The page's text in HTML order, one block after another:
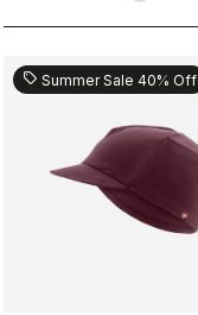
sell Summer Sale 40% Off